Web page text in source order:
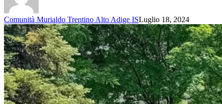
Comunità Murialdo Trentino Alto Adige ISLuglio 18, 2024